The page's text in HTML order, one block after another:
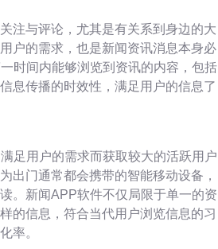
注与评论，尤其是有关系到身边的大
户的需求，也是新闻资讯消息本身必
时间内能够浏览到资讯的内容，包括
息传播的时效性，满足用户的信息了
足用户的需求而获取较大的活跃用户
出门通常都会携带的智能移动设备，
。新闻APP软件不仅局限于单一的资
的信息，符合当代用户浏览信息的习
率。